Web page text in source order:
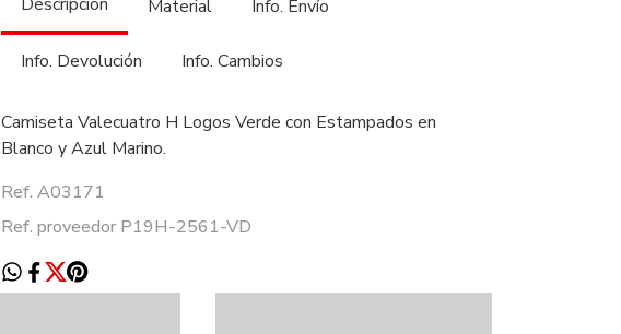
Material Info. Envío
Info. Devolución Info. Cambios
Camiseta Valecuatro H Logos Verde con Estampados en
Blanco y Azul Marino.
Ref. A03171
Ref. proveedor P19H-2561-VD